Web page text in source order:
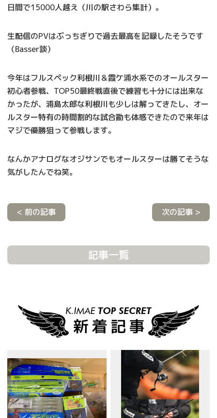
日間で15000人越え（川の駅さわら集計）。
生配信のPVはぶっちぎりで過去最高を記録したそうです
（Basser談）
今年はフルスペック利根川＆霞ケ浦水系でのオールスター
初心者参戦、TOP50最終戦直後で練習も十分には出来な
かったが、浦島太郎な利根川も少しは解ってきたし、オー
ルスター特有の時間割的な試合勘も体感できたので来年は
マジで優勝狙って参戦します。
なんかアナログなオジサンでもオールスターは勝てそうな
気がしたんでね笑。
< 前の記事 次の記事 >
記事一覧